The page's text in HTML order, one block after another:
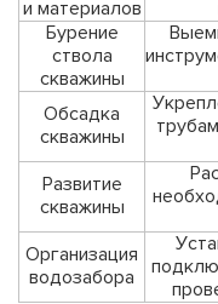
и материалов
Бурение
ствола
скважины
Обсадка
скважины
Развитие
скважины
Организация
водозабора